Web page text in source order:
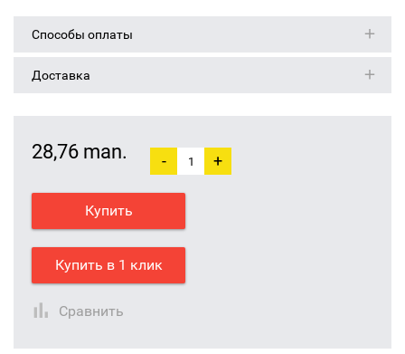
Способы оплаты
Доставка
28,76 man. - +
Купить
Купить в 1 клик
Сравнить